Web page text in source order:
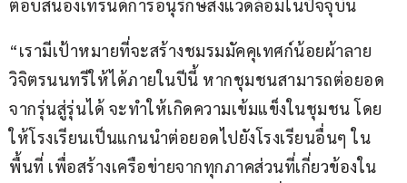
ตอบสนองเทรนด์การอนุรักษ์สิ่งแวดล้อมในปัจจุบัน
“เรามีเป้าหมายที่จะสร้างชมรมมัคคุเทศก์น้อยผ้าลาย
วิจิตรนนทรีให้ได้ภายในปีนี้ หากชุมชนสามารถต่อยอด
จากรุ่นสู่รุ่นได้ จะทำให้เกิดความเข้มแข็งในชุมชน โดย
ให้โรงเรียนเป็นแกนนำต่อยอดไปยังโรงเรียนอื่นๆ ใน
พื้นที่ เพื่อสร้างเครือข่ายจากทุกภาคส่วนที่เกี่ยวข้องใน